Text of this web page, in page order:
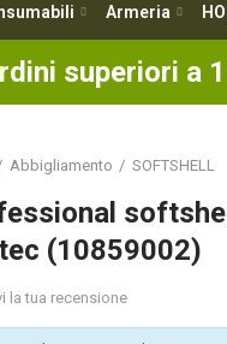
Armeria
superiori a
Abbigliamento SOFTSHELL
(10859002)
la tua recensione